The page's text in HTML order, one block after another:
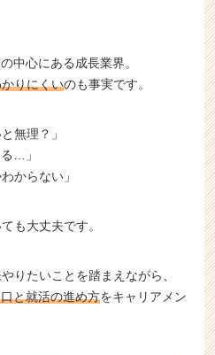
中心にある成長業界。
りにくいのも事実です。
無理？」
…」
からない」
も大丈夫です。
りたいことを踏まえながら、
と就活の進め方をキャリアメン